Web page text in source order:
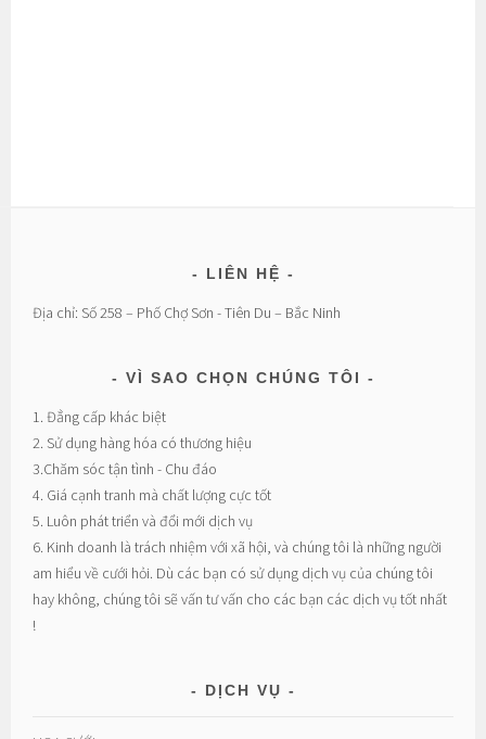
LIÊN HỆ
Địa chỉ: Số 258 – Phố Chợ Sơn - Tiên Du – Bắc Ninh
VÌ SAO CHỌN CHÚNG TÔI
1. Đẳng cấp khác biệt
2. Sử dụng hàng hóa có thương hiệu
3.Chăm sóc tận tình - Chu đáo
4. Giá cạnh tranh mà chất lượng cực tốt
5. Luôn phát triển và đổi mới dịch vụ
6. Kinh doanh là trách nhiệm với xã hội, và chúng tôi là những người
am hiểu về cưới hỏi. Dù các bạn có sử dụng dịch vụ của chúng tôi
hay không, chúng tôi sẽ vấn tư vấn cho các bạn các dịch vụ tốt nhất
!
DỊCH VỤ